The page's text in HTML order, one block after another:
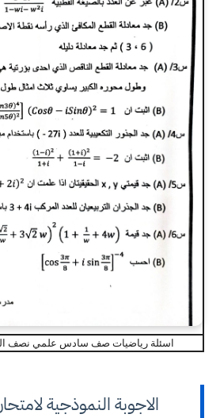
اسئلة رياضيات صف سادس علمي نصف السنة 2022 مع
الاجوبة النموذجية